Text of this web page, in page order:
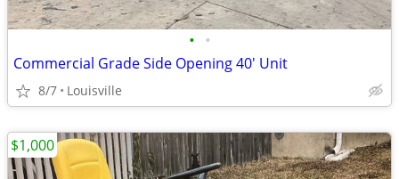
• •
Commercial Grade Side Opening 40' Unit
8/7 Louisville
$1,000